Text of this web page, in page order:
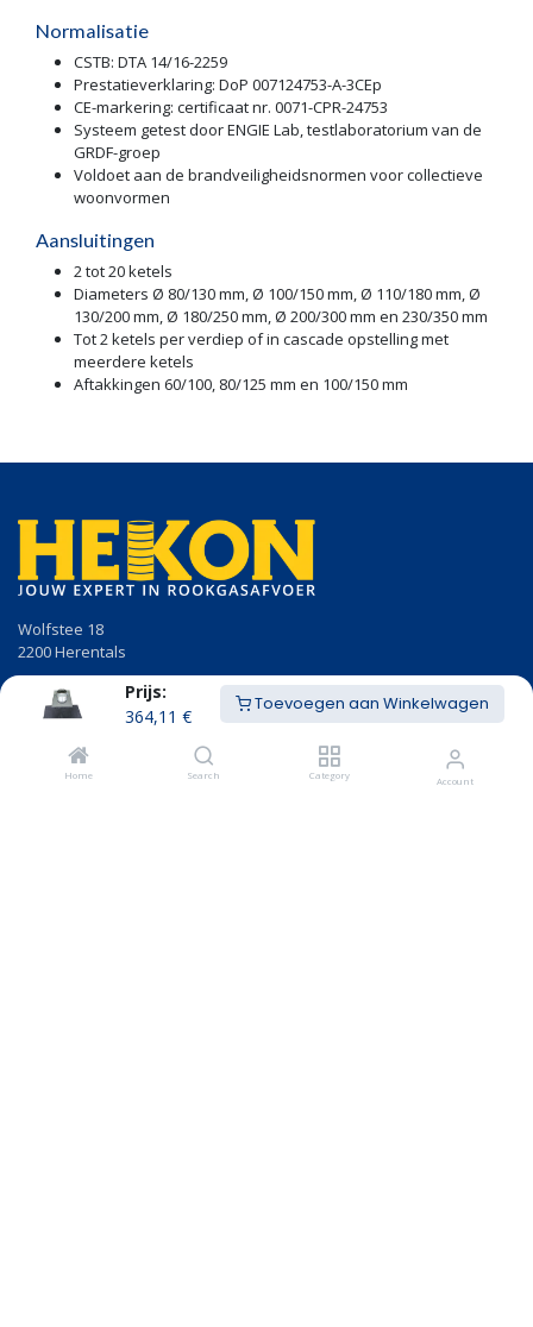
Prijs:
364,11 €
Toevoegen aan Winkelwagen
Home Search Category Account
Normalisatie
CSTB: DTA 14/16-2259
Prestatieverklaring: DoP 007124753-A-3CEp
CE-markering: certificaat nr. 0071-CPR-24753
Systeem getest door ENGIE Lab, testlaboratorium van de
GRDF-groep
Voldoet aan de brandveiligheidsnormen voor collectieve
woonvormen
Aansluitingen
2 tot 20 ketels
Diameters Ø 80/130 mm, Ø 100/150 mm, Ø 110/180 mm, Ø
130/200 mm, Ø 180/250 mm, Ø 200/300 mm en 230/350 mm
Tot 2 ketels per verdiep of in cascade opstelling met
meerdere ketels
Aftakkingen 60/100, 80/125 mm en 100/150 mm
Wolfstee 18
2200 Herentals
014/23.50.41
info@hekon.be
BTW BE 0456.631.656